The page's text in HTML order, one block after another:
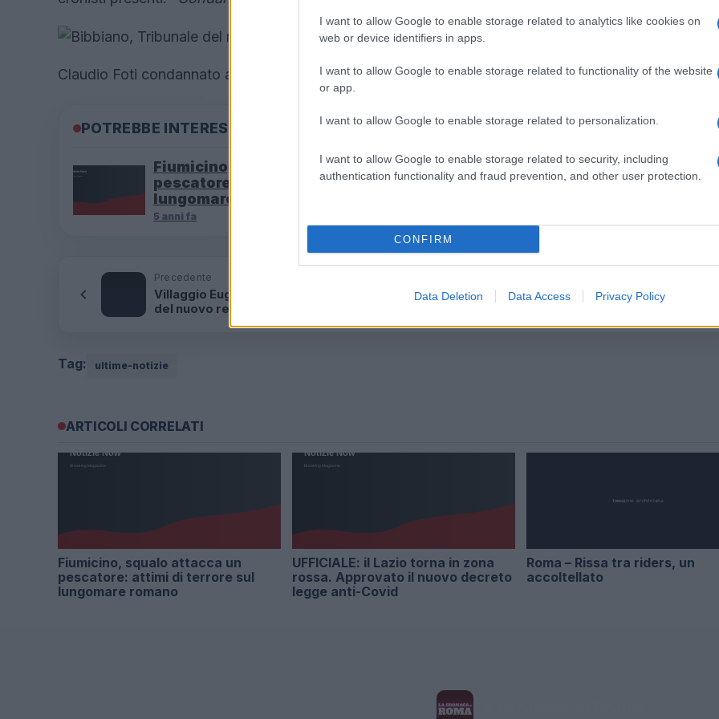
I want to allow Google to enable storage related to analytics like cookies on
web or device identifiers in apps.
I want to allow Google to enable storage related to functionality of the website
or app.
I want to allow Google to enable storage related to personalization.
I want to allow Google to enable storage related to security, including
authentication functionality and fraud prevention, and other user protection.
CONFIRM
Data Deletion Data Access Privacy Policy
Claudio Foti condannato a 4 anni
POTREBBE INTERESSARTI
Fiumicino, squalo attacca un
pescatore: attimi di terrore sul
lungomare romano
5 anni fa
UFFICIALE: il Lazio torna in
rossa. Approvato il nuovo
Precedente
Villaggio Eugenio Litta – Inaugurazione
del nuovo reparto
Totti Roma: “Dove arriverà la
Tag: ultime-notizie
ARTICOLI CORRELATI
Fiumicino, squalo attacca un
pescatore: attimi di terrore sul
lungomare romano
UFFICIALE: il Lazio torna in zona
rossa. Approvato il nuovo decreto
legge anti-Covid
Roma – Rissa tra riders, un
accoltellato